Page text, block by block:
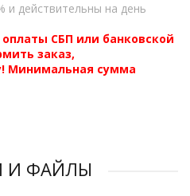
действительны на день
СБП или банковской
заказ,
Минимальная сумма
И ФАЙЛЫ